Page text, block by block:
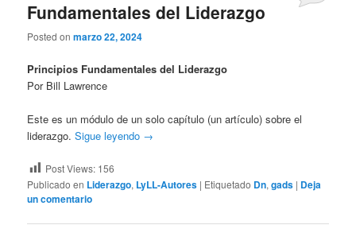
Fundamentales del Liderazgo
Posted onmarzo 22, 2024
Principios Fundamentales del Liderazgo
Por Bill Lawrence
Este es un módulo de un solo capítulo (un artículo) sobre el
liderazgo.Sigue leyendo →
Post Views: 156
Publicado en Liderazgo, LyLL-Autores | Etiquetado Dn,gads | Deja
un comentario